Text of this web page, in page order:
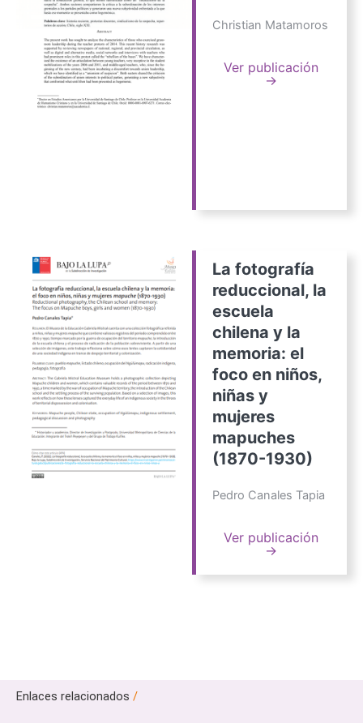
Christian Matamoros
Ver publicación
→
La fotografía
reduccional, la
escuela
chilena y la
memoria: el
foco en niños,
niñas y
mujeres
mapuches
(1870-1930)
Pedro Canales Tapia
Ver publicación
→
Enlaces relacionados /